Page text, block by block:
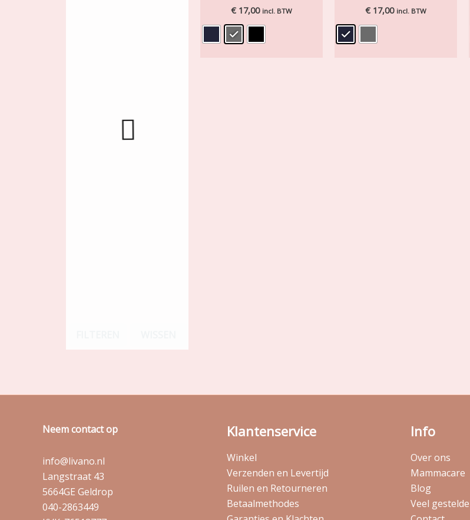
€ 17,00 incl. BTW € 17,00 incl. BTW
Neem contact op
info@livano.nl
Langstraat 43
5664GE Geldrop
040-2863449
Klantenservice
Winkel
Verzenden en Levertijd
Ruilen en Retourneren
Betaalmethodes
Info
Over ons
Mammacare
Blog
Veel